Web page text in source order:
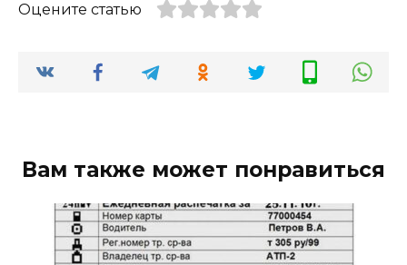
Оцените статью
Вам также может понравиться